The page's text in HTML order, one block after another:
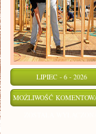
LIPIEC - 6 - 2026
MOŻLIWOŚĆ